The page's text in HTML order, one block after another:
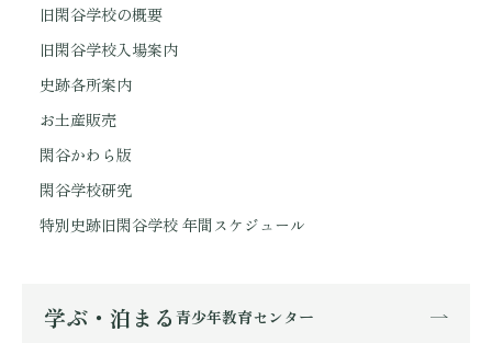
旧閑谷学校の概要
旧閑谷学校入場案内
史跡各所案内
お土産販売
閑谷かわら版
閑谷学校研究
特別史跡旧閑谷学校 年間スケジュール
学ぶ・泊まる 青少年教育センター